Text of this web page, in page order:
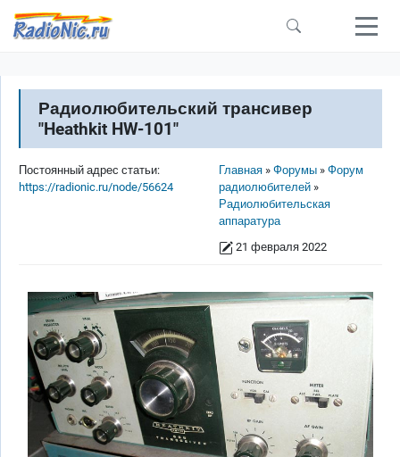
Перейти к основному содержанию
Радиолюбительский трансивер
"Heathkit HW-101"
Строка навигации
Главная Форумы
Форум
радиолюбителей
Радиолюбительская
аппаратура
21 февраля 2022
Постоянный адрес статьи:
https://radionic.ru/node/56624